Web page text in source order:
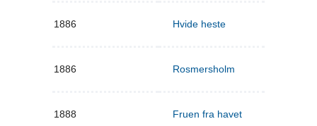
1886 Hvide heste
1886 Rosmersholm
1888 Fruen fra havet